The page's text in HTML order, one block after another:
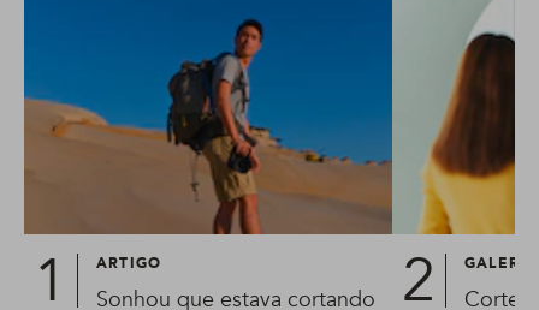
ARTIGO
Sonhou que estava cortando
GALERIA
Corte